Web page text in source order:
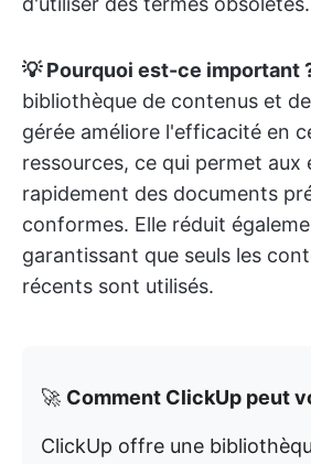
💡 Pourquoi est-ce important
bibliothèque de contenus et
gérée améliore l'efficacité en
ressources, ce qui permet aux
rapidement des documents
conformes. Elle réduit
garantissant que seuls les
récents sont utilisés.
🚀 Comment ClickUp peut
ClickUp offre une